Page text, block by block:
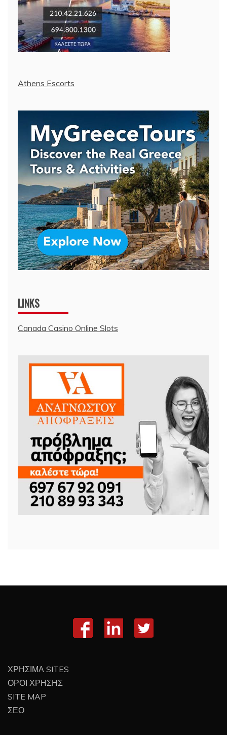
Athens Escorts
LINKS
Canada Casino Online Slots
ΧΡΗΣΙΜΑ SITES
ΟΡΟΙ ΧΡΗΣΗΣ
SITE MAP
ΣΕΟ